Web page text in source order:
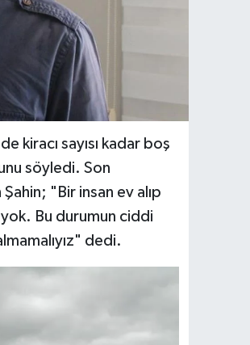
kiracı sayısı kadar boş
söyledi. Son
"Bir insan ev alıp
Bu durumun ciddi
dedi.